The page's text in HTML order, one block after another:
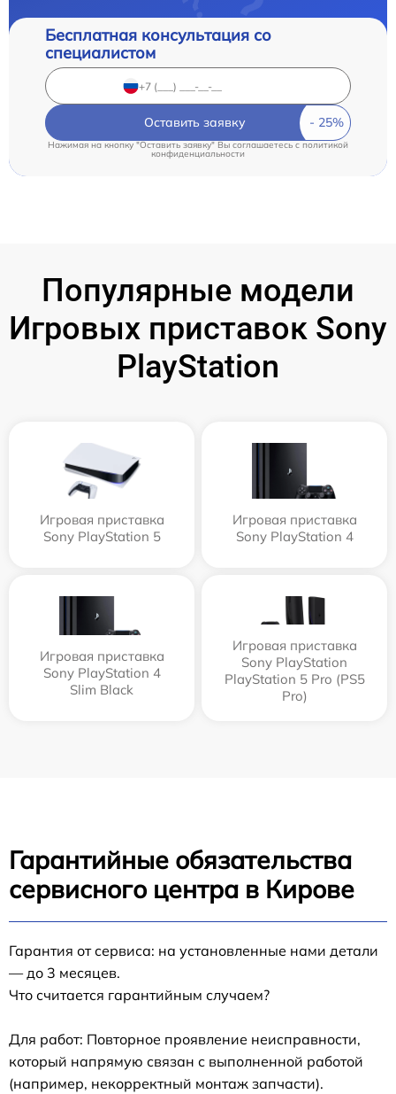
Бесплатная консультация со
специалистом
Оставить заявку
Нажимая на кнопку "Оставить заявку" Вы соглашаетесь cполитикой
конфиденциальности
Популярные модели
Игровых приставок Sony
PlayStation
Игровая приставка
Sony PlayStation 5
Игровая приставка
Sony PlayStation 4
Игровая приставка
Sony PlayStation 4
Slim Black
Игровая приставка
Sony PlayStation
PlayStation 5 Pro (PS5
Pro)
Гарантийные обязательства
сервисного центра в Кирове
Гарантия от сервиса: на установленные нами детали
— до 3 месяцев.
Что считается гарантийным случаем?
Для работ: Повторное проявление неисправности,
который напрямую связан с выполненной работой
(например, некорректный монтаж запчасти).